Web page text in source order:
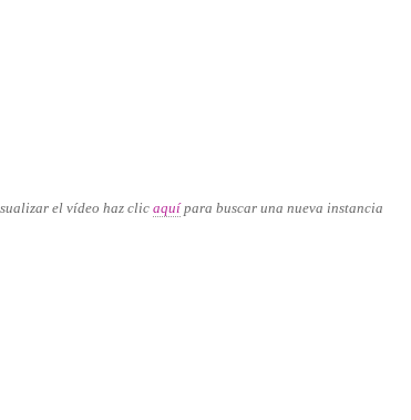
el vídeo haz clic aquípara buscar una nueva instancia